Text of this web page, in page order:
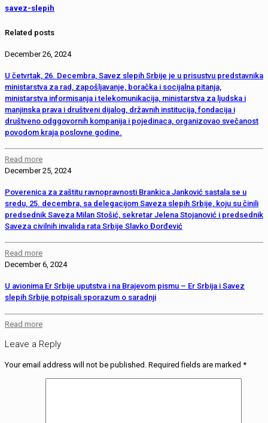
savez-slepih
Related posts
December 26, 2024
U četvrtak, 26. Decembra, Savez slepih Srbije je u prisustvu predstavnika
ministarstva za rad, zapošljavanje, boračka i socijalna pitanja,
ministarstva informisanja i telekomunikacija, ministarstva za ljudska i
manjinska prava i društveni dijalog, državnih institucija, fondacija i
društveno odggovornih kompanija i pojedinaca, organizovao svečanost
povodom kraja poslovne godine.
Read more
December 25, 2024
Poverenica za zaštitu ravnopravnosti Brankica Janković sastala se u
sredu, 25. decembra, sa delegacijom Saveza slepih Srbije, koju su činili
predsednik Saveza Milan Stošić, sekretar Jelena Stojanović i predsednik
Saveza civilnih invalida rata Srbije Slavko Đorđević
Read more
December 6, 2024
U avionima Er Srbije uputstva i na Brajevom pismu – Er Srbija i Savez
slepih Srbije potpisali sporazum o saradnji
Read more
Leave a Reply
Your email address will not be published. Required fields are marked *